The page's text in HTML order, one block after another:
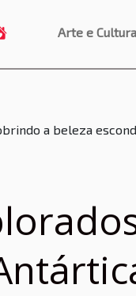
Arte e Cultura
a beleza